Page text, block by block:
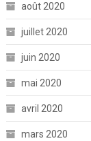
août 2020
juillet 2020
juin 2020
mai 2020
avril 2020
mars 2020